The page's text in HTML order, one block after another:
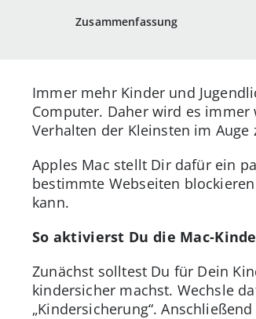
Zusammenfassung
Immer mehr Kinder und
Computer. Daher wird es
Verhalten der Kleinsten im Auge
Apples Mac stellt Dir dafür ein
bestimmte Webseiten
kann.
So aktivierst Du die Mac-
Zunächst solltest Du für Dein
kindersicher machst. Wechsle
„Kindersicherung“.